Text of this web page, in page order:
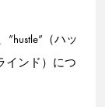
（ハッ
インド）につ